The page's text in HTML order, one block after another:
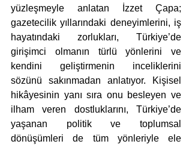
yüzleşmeyle anlatan İzzet Çapa;
gazetecilik yıllarındaki deneyimlerini, iş
hayatındaki zorlukları, Türkiye’de
girişimci olmanın türlü yönlerini ve
kendini geliştirmenin inceliklerini
sözünü sakınmadan anlatıyor. Kişisel
hikâyesinin yanı sıra onu besleyen ve
ilham veren dostluklarını, Türkiye’de
yaşanan politik ve toplumsal
dönüşümleri de tüm yönleriyle ele